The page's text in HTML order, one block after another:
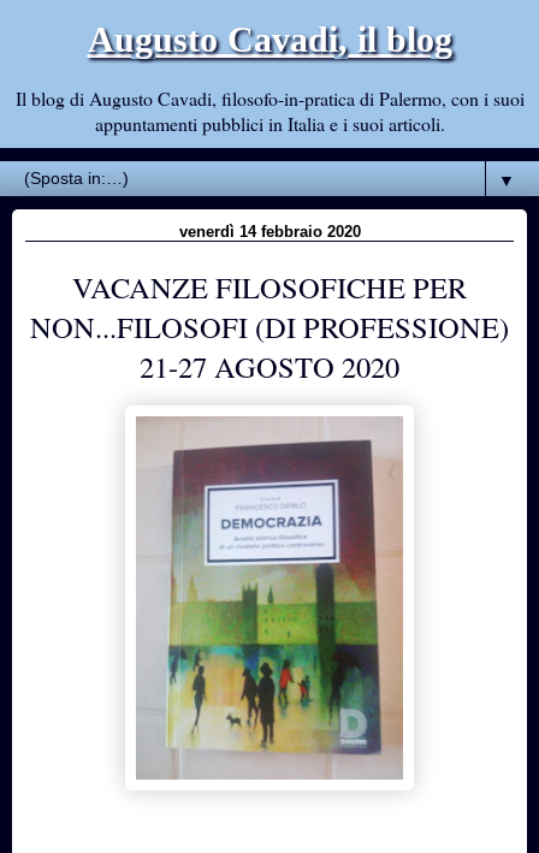
Augusto Cavadi, il blog
Il blog di Augusto Cavadi, filosofo-in-pratica di Palermo, con i suoi
appuntamenti pubblici in Italia e i suoi articoli.
▼
venerdì 14 febbraio 2020
VACANZE FILOSOFICHE PER
NON...FILOSOFI (DI PROFESSIONE)
21-27 AGOSTO 2020